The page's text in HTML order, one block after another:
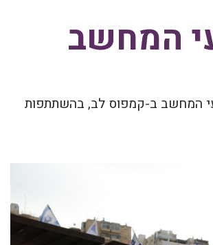
המחשב
המחשב ב-קמפוס לב, בהשתתפות